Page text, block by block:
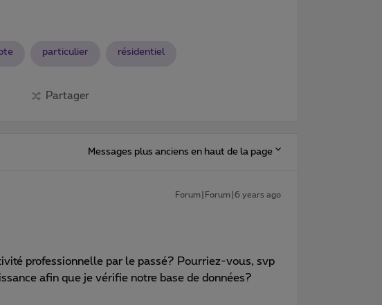
particulier résidentiel
Partager
Messages plus anciens en haut de la page
Forum|Forum|6 years ago
professionnelle par le passé? Pourriez-vous, svp
afin que je vérifie notre base de données?